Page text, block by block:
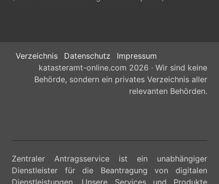
Verzeichnis Datenschutz
Impressum
katasteramt-online.com 2026 · Wir sind keine
Behörde, sondern ein privates Verzeichnis aller
relevanten Behörden.
Zentraler Antragsservice ist ein unabhängiger
Dienstleister für die Beantragung von digitalen
Dienstleistungen. Unsere Services und Produkte